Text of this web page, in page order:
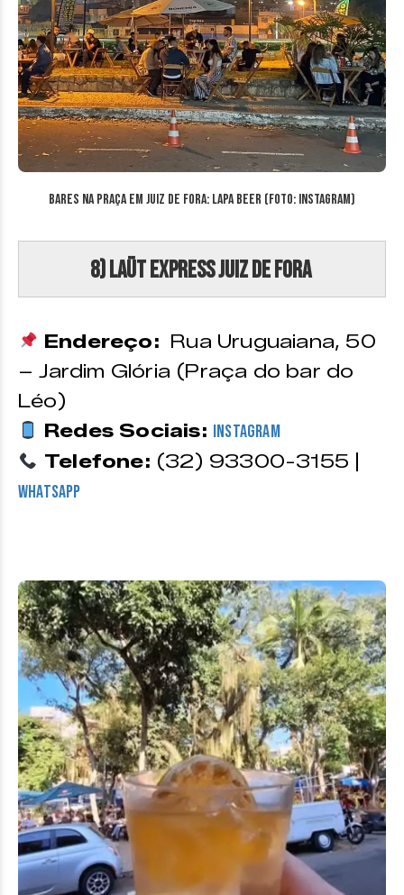
Bares na Praça em Juiz de Fora: Lapa Beer (Foto: Instagram)
8) Laüt Express Juiz de Fora
Endereço: Rua Uruguaiana, 50
– Jardim Glória (Praça do bar do
Léo)
Redes Sociais: Instagram
Telefone: (32) 93300-3155 |
WhatsApp